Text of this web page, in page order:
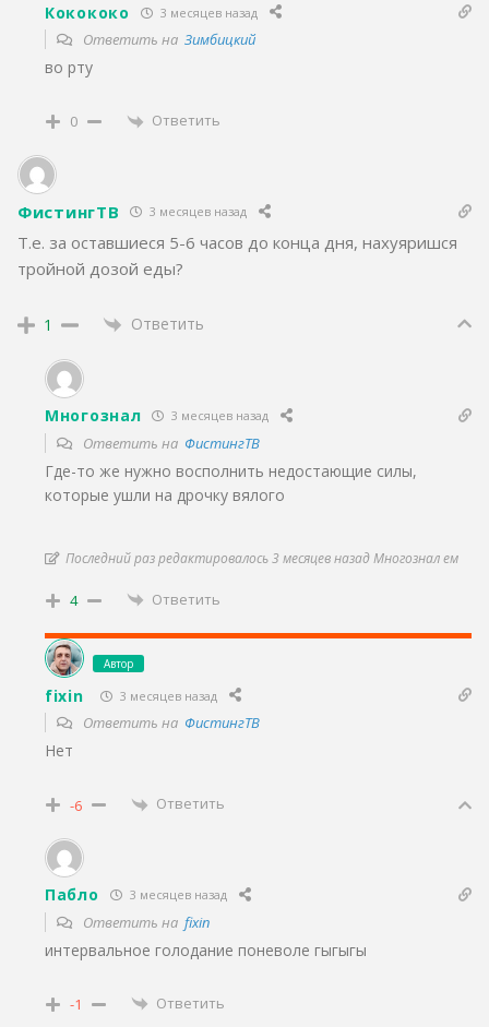
Кокококо 3 месяцев назад
Ответить на Зимбицкий
во рту
0 Ответить
ФистингТВ 3 месяцев назад
Т.е. за оставшиеся 5-6 часов до конца дня, нахуяришся
тройной дозой еды?
1 Ответить
Многознал 3 месяцев назад
Ответить на ФистингТВ
Где-то же нужно восполнить недостающие силы,
которые ушли на дрочку вялого
Последний раз редактировалось 3 месяцев назад Многознал ем
4 Ответить
Автор
fixin 3 месяцев назад
Ответить на ФистингТВ
Нет
-6 Ответить
Пабло 3 месяцев назад
Ответить на fixin
интервальное голодание поневоле гыгыгы
-1 Ответить